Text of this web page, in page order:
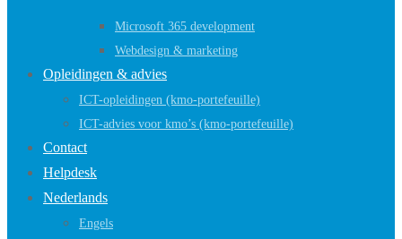
Microsoft 365 development
Webdesign & marketing
Opleidingen & advies
ICT-opleidingen (kmo-portefeuille)
ICT-advies voor kmo’s (kmo-portefeuille)
Contact
Helpdesk
Nederlands
Engels